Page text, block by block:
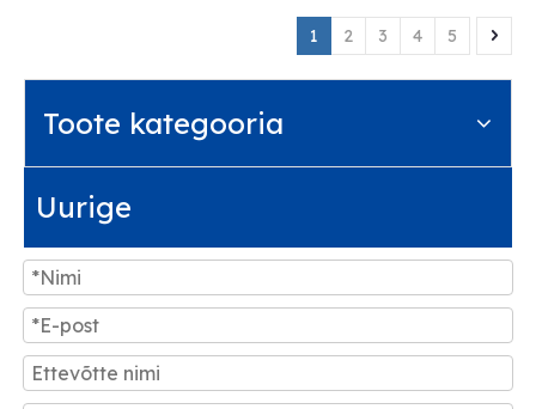
1 2 3 4 5
Toote kategooria
Uurige